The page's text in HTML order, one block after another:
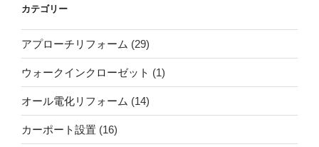
カテゴリー
アプローチリフォーム (29)
ウォークインクローゼット (1)
オール電化リフォーム (14)
カーポート設置 (16)